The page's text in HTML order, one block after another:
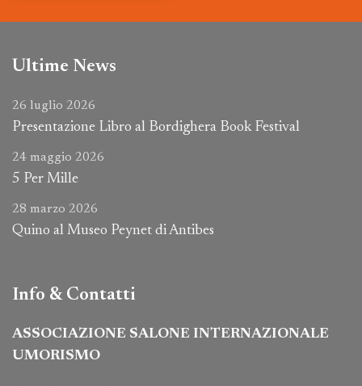
Ultime News
26 luglio 2026
Presentazione Libro al Bordighera Book Festival
24 maggio 2026
5 Per Mille
28 marzo 2026
Quino al Museo Peynet di Antibes
Info & Contatti
ASSOCIAZIONE SALONE INTERNAZIONALE
UMORISMO